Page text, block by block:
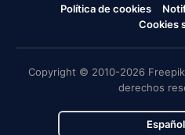
Política de cookies
Cookies
Copyright © 2010-2026
derechos
Español